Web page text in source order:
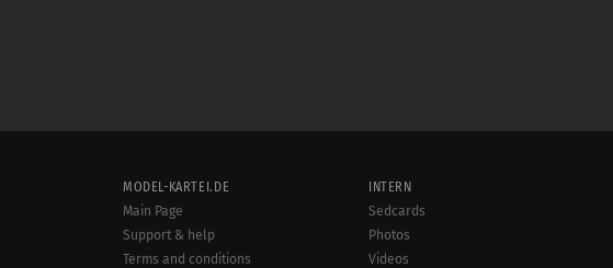
MODEL-KARTEI.DE
Main Page
Support & help
Terms and conditions
INTERN
Sedcards
Photos
Videos